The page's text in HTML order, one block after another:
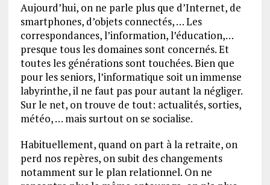
Aujourd’hui, on ne parle plus que d’Internet, de
smartphones, d’objets connectés, … Les
correspondances, l’information, l’éducation,…
presque tous les domaines sont concernés. Et
toutes les générations sont touchées. Bien que
pour les seniors, l’informatique soit un immense
labyrinthe, il ne faut pas pour autant la négliger.
Sur le net, on trouve de tout: actualités, sorties,
météo, … mais surtout on se socialise.
Habituellement, quand on part à la retraite, on
perd nos repères, on subit des changements
notamment sur le plan relationnel. On ne